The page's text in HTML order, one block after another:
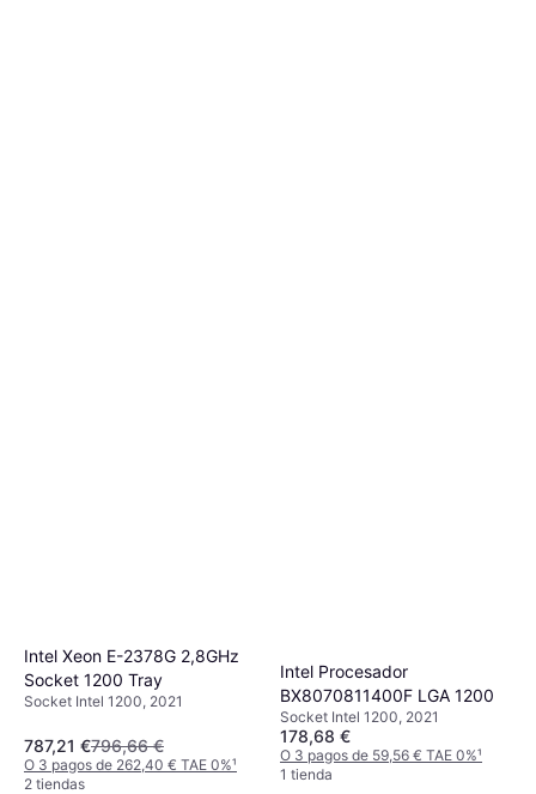
Intel Xeon E-2378G 2,8GHz
Socket 1200 Tray
Socket Intel 1200, 2021
787,21 €796,66 €
O 3 pagos de 262,40 € TAE 0%¹
2 tiendas
Intel Procesador
BX8070811400F LGA 1200
Socket Intel 1200, 2021
178,68 €
O 3 pagos de 59,56 € TAE 0%¹
1 tienda